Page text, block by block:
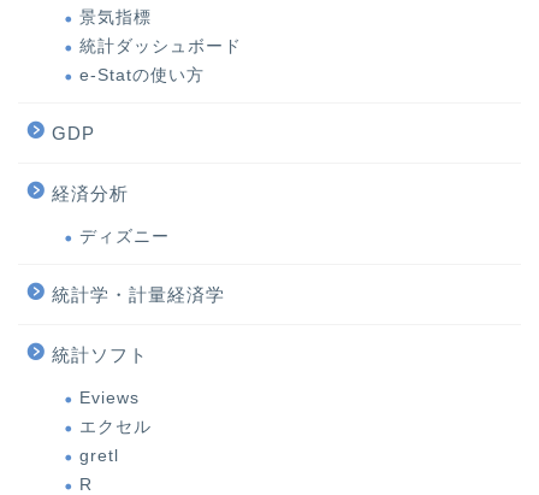
景気指標
統計ダッシュボード
e-Statの使い方
GDP
経済分析
ディズニー
統計学・計量経済学
統計ソフト
Eviews
エクセル
gretl
R